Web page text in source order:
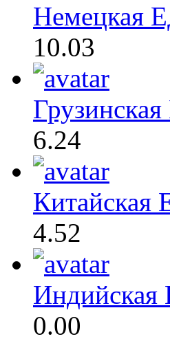
Немецкая
10.03
6.24
Китайская
4.52
0.00